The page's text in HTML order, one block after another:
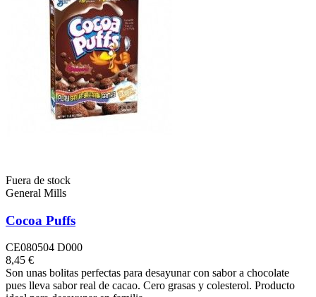
Fuera de stock
General Mills
Cocoa Puffs
CE080504 D000
8,45 €
Son unas bolitas perfectas para desayunar con sabor a chocolate
pues lleva sabor real de cacao. Cero grasas y colesterol. Producto